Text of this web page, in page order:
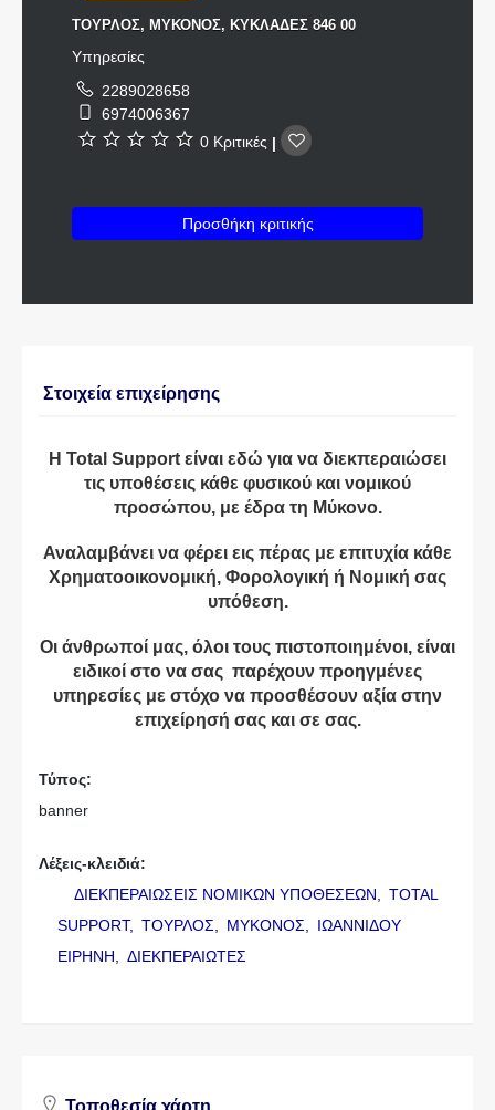
ΤΟΥΡΛΟΣ, ΜΥΚΟΝΟΣ, ΚΥΚΛΑΔΕΣ 846 00
Υπηρεσίες
2289028658
6974006367
0 Κριτικές |
Προσθήκη κριτικής
Στοιχεία επιχείρησης
Η Total Support είναι εδώ για να διεκπεραιώσει
τις υποθέσεις κάθε φυσικού και νομικού
προσώπου, με έδρα τη Μύκονο.
Αναλαμβάνει να φέρει εις πέρας με επιτυχία κάθε
Χρηματοοικονομική, Φορολογική ή Νομική σας
υπόθεση.
Οι άνθρωποί μας, όλοι τους πιστοποιημένοι, είναι
ειδικοί στο να σας παρέχουν προηγμένες
υπηρεσίες με στόχο να προσθέσουν αξία στην
επιχείρησή σας και σε σας.
Τύπος:
banner
Λέξεις-κλειδιά:
ΔΙΕΚΠΕΡΑΙΩΣΕΙΣ ΝΟΜΙΚΩΝ ΥΠΟΘΕΣΕΩΝ,
TOTAL
SUPPORT, ΤΟΥΡΛΟΣ, ΜΥΚΟΝΟΣ,
ΙΩΑΝΝΙΔΟΥ
ΕΙΡΗΝΗ,
ΔΙΕΚΠΕΡΑΙΩΤΕΣ
Τοποθεσία χάρτη